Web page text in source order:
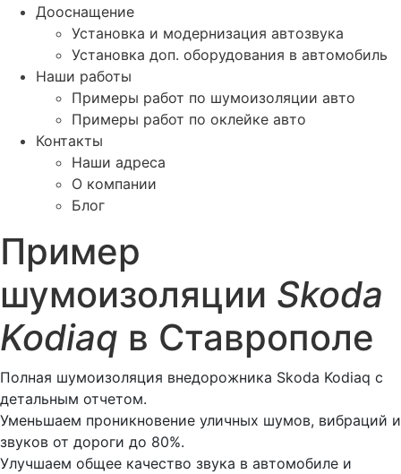
Дооснащение
Установка и модернизация автозвука
Установка доп. оборудования в автомобиль
Наши работы
Примеры работ по шумоизоляции авто
Примеры работ по оклейке авто
Контакты
Наши адреса
О компании
Блог
Пример
шумоизоляции Skoda
Kodiaq в Ставрополе
Полная шумоизоляция внедорожника Skoda Kodiaq с
детальным отчетом.
Уменьшаем проникновение уличных шумов, вибраций и
звуков от дороги до 80%.
Улучшаем общее качество звука в автомобиле и